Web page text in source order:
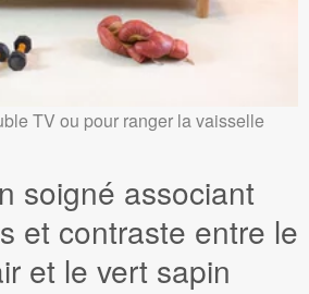
TV ou pour ranger la vaisselle
soigné associant
et contraste entre le
et le vert sapin